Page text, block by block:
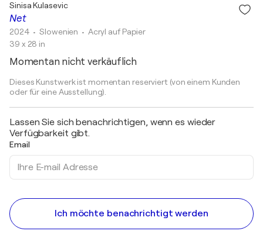
Net
Sinisa Kulasevic
2024 • Slowenien • Acryl auf Papier
39 x 28 in
Momentan nicht verkäuflich
Dieses Kunstwerk ist momentan reserviert (von einem Kunden
oder für eine Ausstellung).
Lassen Sie sich benachrichtigen, wenn es wieder
Verfügbarkeit gibt.
Email
Ich möchte benachrichtigt werden